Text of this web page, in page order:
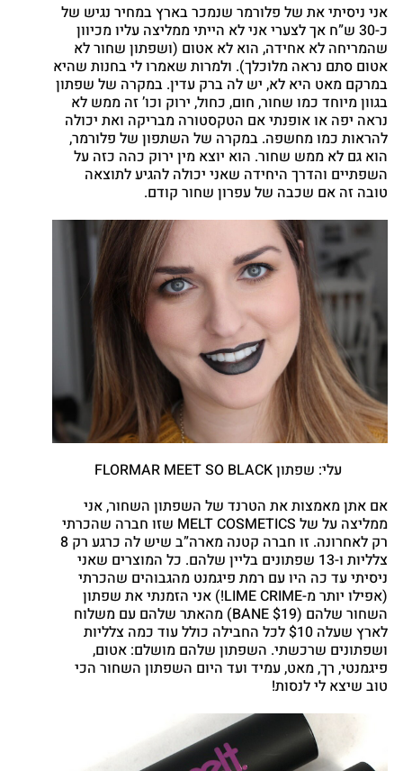
אני ניסיתי את של פלורמר שנמכר בארץ במחיר נגיש של
כ-30 ש”ח אך לצערי אני לא הייתי ממליצה עליו מכיוון
שהמריחה לא אחידה, הוא לא אטום (ושפתון שחור לא
אטום סתם נראה מלוכלך). ולמרות שאמרו לי בחנות שהיא
במרקם מאט היא לא, יש לה ברק עדין. במקרה של שפתון
בגוון מיוחד כמו שחור, חום, כחול, ירוק וכו’ זה ממש לא
נראה יפה או אופנתי אם הטקסטורה מבריקה ואת יכולה
להראות כמו מחשפה. במקרה של השתפון של פלורמר,
הוא גם לא ממש שחור. הוא יוצא מין ירוק כהה כזה על
השפתיים והדרך היחידה שאני יכולה להגיע לתוצאה
טובה זה אם שכבה של עפרון שחור קודם.
עלי: שפתון FLORMAR MEET SO BLACK
אם אתן מאמצות את הטרנד של השפתון השחור, אני
ממליצה על של MELT COSMETICS שזו חברה שהכרתי
רק לאחרונה. זו חברה קטנה מארה”ב שיש לה כרגע רק 8
צלליות ו-13 שפתונים בליין שלהם. כל המוצרים שאני
ניסיתי עד כה היו עם רמת פיגמנט מהגבוהים שהכרתי
(אפילו יותר מ-LIME CRIME!) אני הזמנתי את שפתון
השחור שלהם (BANE $19)
מהאתר שלהם עם משלוח
לארץ שעלה $10 לכל החבילה כולל עוד כמה צלליות
ושפתונים שרכשתי. השפתון שלהם מושלם: אטום,
פיגמנטי, רך, מאט, עמיד ועד היום השפתון השחור הכי
טוב שיצא לי לנסות!